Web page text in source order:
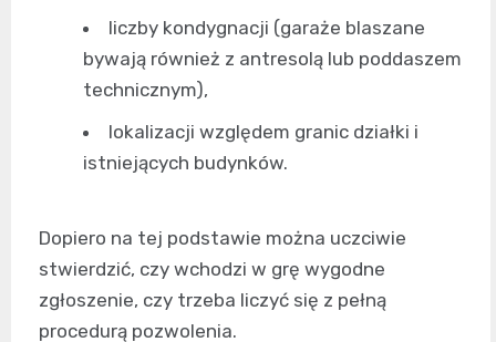
liczby kondygnacji (garaże blaszane
bywają również z antresolą lub poddaszem
technicznym),
lokalizacji względem granic działki i
istniejących budynków.
Dopiero na tej podstawie można uczciwie
stwierdzić, czy wchodzi w grę wygodne
zgłoszenie, czy trzeba liczyć się z pełną
procedurą pozwolenia.